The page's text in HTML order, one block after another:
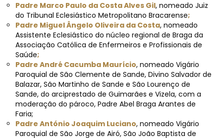
Padre Marco Paulo da Costa Alves Gil, nomeado Juiz
do Tribunal Eclesiástico Metropolitano Bracarense;
Padre Miguel Ângelo Oliveira da Costa, nomeado
Assistente Eclesiástico do núcleo regional de Braga da
Associação Católica de Enfermeiros e Profissionais de
Saúde;
Padre André Cacumba Maurício, nomeado Vigário
Paroquial de São Clemente de Sande, Divino Salvador de
Balazar, São Martinho de Sande e São Lourenço de
Sande, do arciprestado de Guimarães e Vizela, com a
moderação do pároco, Padre Abel Braga Arantes de
Faria;
Padre António Joaquim Luciano, nomeado Vigário
Paroquial de São Jorge de Airó, São João Baptista de